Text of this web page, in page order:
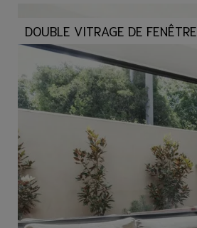
DOUBLE VITRAGE DE FENÊTRE